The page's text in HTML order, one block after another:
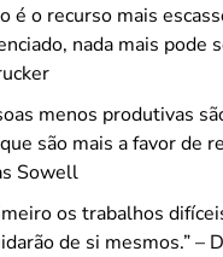
é o recurso mais
nada mais pode
menos produtivas
são mais a favor de
Sowell
os trabalhos
de si mesmos.” –